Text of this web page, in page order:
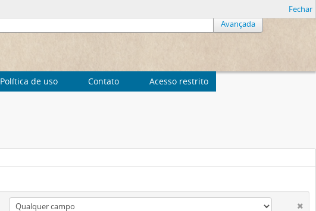
Avançada
Política de uso Contato Acesso restrito
Fechar